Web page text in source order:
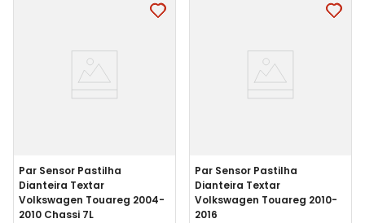
Par Sensor Pastilha
Dianteira Textar
Volkswagen Touareg 2004-
2010 Chassi 7L
Par Sensor Pastilha
Dianteira Textar
Volkswagen Touareg 2010-
2016